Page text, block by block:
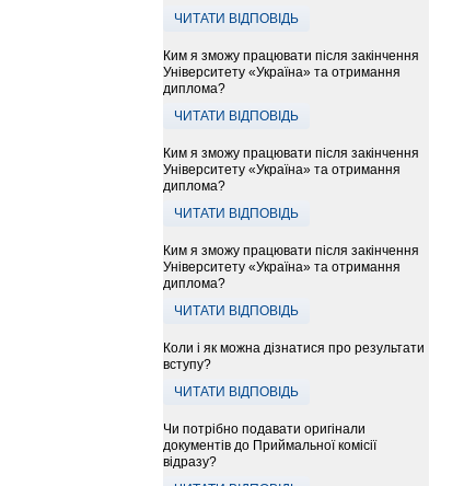
ЧИТАТИ ВІДПОВІДЬ
Ким я зможу працювати після закінчення
Університету «Україна» та отримання
диплома?
ЧИТАТИ ВІДПОВІДЬ
Ким я зможу працювати після закінчення
Університету «Україна» та отримання
диплома?
ЧИТАТИ ВІДПОВІДЬ
Ким я зможу працювати після закінчення
Університету «Україна» та отримання
диплома?
ЧИТАТИ ВІДПОВІДЬ
Коли і як можна дізнатися про результати
вступу?
ЧИТАТИ ВІДПОВІДЬ
Чи потрібно подавати оригінали
документів до Приймальної комісії
відразу?